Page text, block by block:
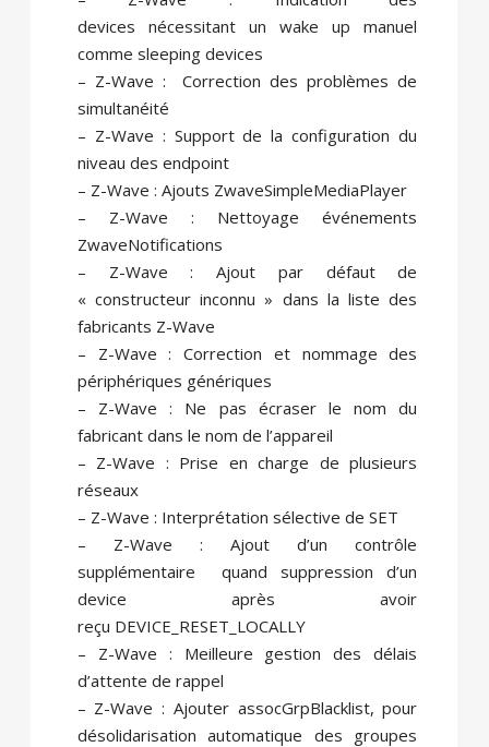
devices nécessitant un wake up manuel
comme sleeping devices
– Z-Wave : Correction des problèmes de
simultanéité
– Z-Wave : Support de la configuration du
niveau des endpoint
– Z-Wave : Ajouts ZwaveSimpleMediaPlayer
– Z-Wave : Nettoyage événements
ZwaveNotifications
– Z-Wave : Ajout par défaut de
« constructeur inconnu » dans la liste des
fabricants Z-Wave
– Z-Wave : Correction et nommage des
périphériques génériques
– Z-Wave : Ne pas écraser le nom du
fabricant dans le nom de l’appareil
– Z-Wave : Prise en charge de plusieurs
réseaux
– Z-Wave : Interprétation sélective de SET
– Z-Wave : Ajout d’un contrôle
supplémentaire quand suppression d’un
device après avoir
reçu DEVICE_RESET_LOCALLY
– Z-Wave : Meilleure gestion des délais
d’attente de rappel
– Z-Wave : Ajouter assocGrpBlacklist, pour
désolidarisation automatique des groupes